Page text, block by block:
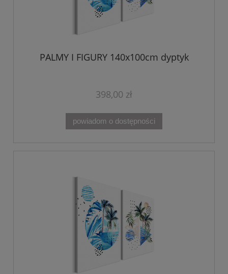
PALMY I FIGURY 140x100cm dyptyk
398,00 zł
powiadom o dostępności